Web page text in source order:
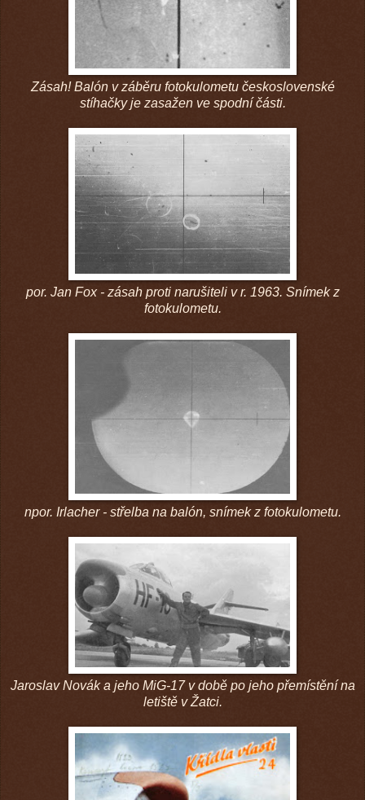
Zásah! Balón v záběru fotokulometu československé
stíhačky je zasažen ve spodní části.
por. Jan Fox - zásah proti narušiteli v r. 1963. Snímek z
fotokulometu.
npor. Irlacher - střelba na balón, snímek z fotokulometu.
Jaroslav Novák a jeho MiG-17 v době po jeho přemístění na
letiště v Žatci.